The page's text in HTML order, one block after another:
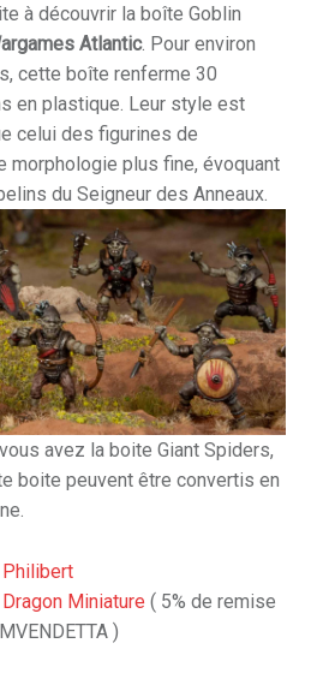
à découvrir la boîte Goblin
Atlantic. Pour environ
cette boîte renferme 30
en plastique. Leur style est
celui des figurines de
morphologie plus fine, évoquant
du Seigneur des Anneaux.
avez la boite Giant Spiders,
boite peuvent être convertis en
Miniature ( 5% de remise
)